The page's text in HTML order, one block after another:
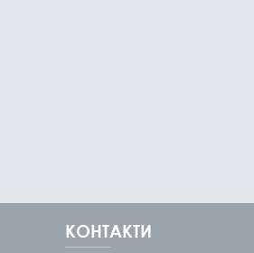
КОНТАКТИ